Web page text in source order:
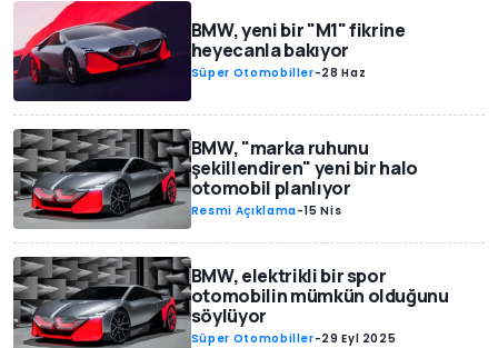
BMW, yeni bir "M1" fikrine
heyecanla bakıyor
Süper Otomobiller-28 Haz
BMW, "marka ruhunu
şekillendiren" yeni bir halo
otomobil planlıyor
Resmi Açıklama-15 Nis
BMW, elektrikli bir spor
otomobilin mümkün olduğunu
söylüyor
Süper Otomobiller-29 Eyl 2025